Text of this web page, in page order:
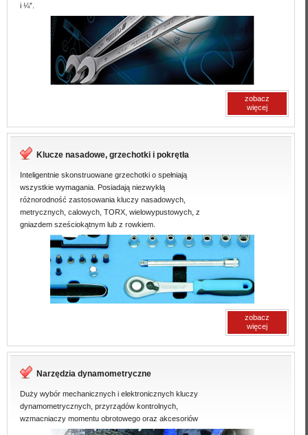
i ¼”.
zobacz
więcej
Klucze nasadowe, grzechotki i pokrętła
Inteligentnie skonstruowane grzechotki o spełniają
wszystkie wymagania. Posiadają niezwykłą
różnorodność zastosowania kluczy nasadowych,
metrycznych, calowych, TORX, wielowypustowych, z
gniazdem sześciokątnym lub z rowkiem.
zobacz
więcej
Narzędzia dynamometryczne
Duży wybór mechanicznych i elektronicznych kluczy
dynamometrycznych, przyrządów kontrolnych,
wzmacniaczy momentu obrotowego oraz akcesoriów